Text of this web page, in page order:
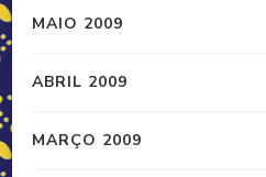
MAIO 2009
ABRIL 2009
MARÇO 2009